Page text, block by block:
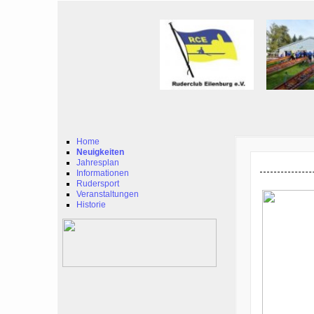
Home
Neuigkeiten
Jahresplan
Informationen
Rudersport
Veranstaltungen
Historie